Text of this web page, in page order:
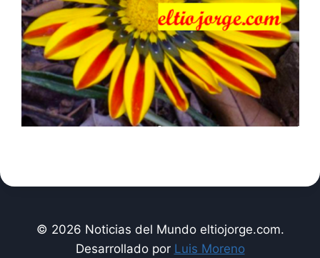
© 2026 Noticias del Mundo eltiojorge.com.
Desarrollado por Luis Moreno